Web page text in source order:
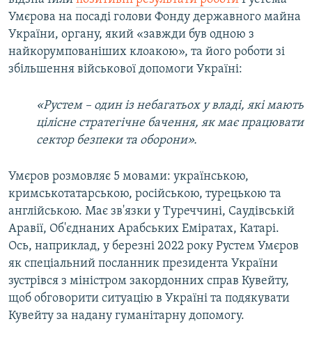
Умєрова на посаді голови Фонду державного майна
України, органу, який «завжди був одною з
найкорумпованіших клоакою», та його роботи зі
збільшення військової допомоги Україні:
«Рустем – один із небагатьох у владі, які мають
цілісне стратегічне бачення, як має працювати
сектор безпеки та оборони».
Умєров розмовляє 5 мовами: українською,
кримськотатарською, російською, турецькою та
англійською. Має зв'язки у Туреччині, Саудівській
Аравії, Об'єднаних Арабських Еміратах, Катарі.
Ось, наприклад, у березні 2022 року Рустем Умєров
як спеціальний посланник президента України
зустрівся з міністром закордонних справ Кувейту,
щоб обговорити ситуацію в Україні та подякувати
Кувейту за надану гуманітарну допомогу.